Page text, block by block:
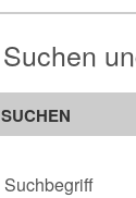
Suchen
SUCHEN
Suchbegriff